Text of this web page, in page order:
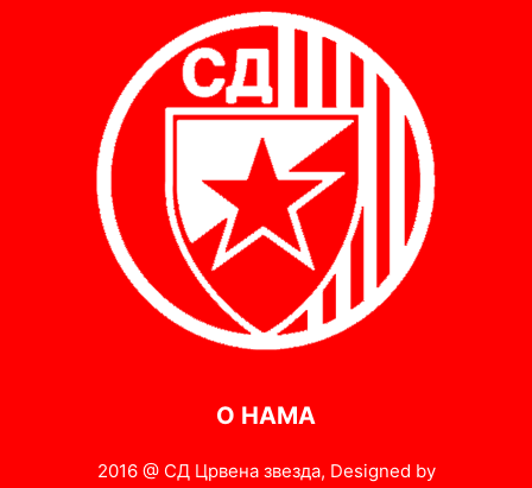
О НАМА
2016 @ СД Црвена звезда, Designed by